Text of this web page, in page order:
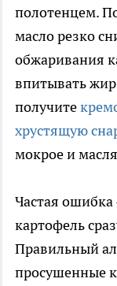
полотенцем.
масло резко
обжаривания
впитывать
получите
хрустящую
мокрое и
Частая
картофель
Правильный
просушенные